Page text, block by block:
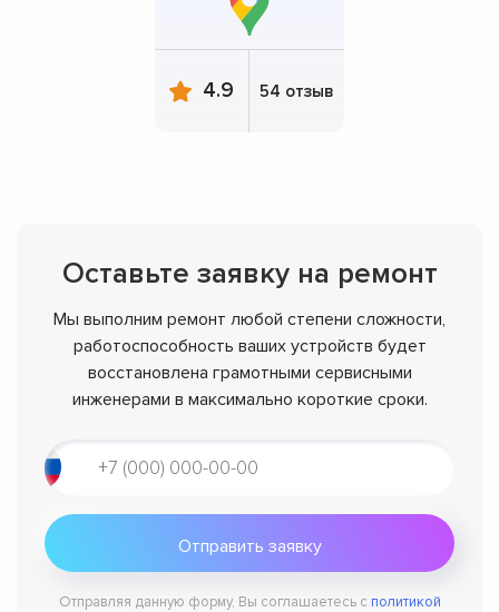
4.9 54 отзыв
Оставьте заявку на ремонт
Мы выполним ремонт любой степени сложности,
работоспособность ваших устройств будет
восстановлена грамотными сервисными
инженерами в максимально короткие сроки.
Отправляя данную форму, Вы соглашаетесь с политикой